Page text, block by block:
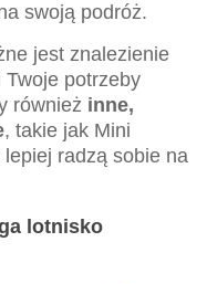
swoją podróż.
jest znalezienie
Twoje potrzeby
również inne,
, takie jak Mini
radzą sobie na
lotnisko